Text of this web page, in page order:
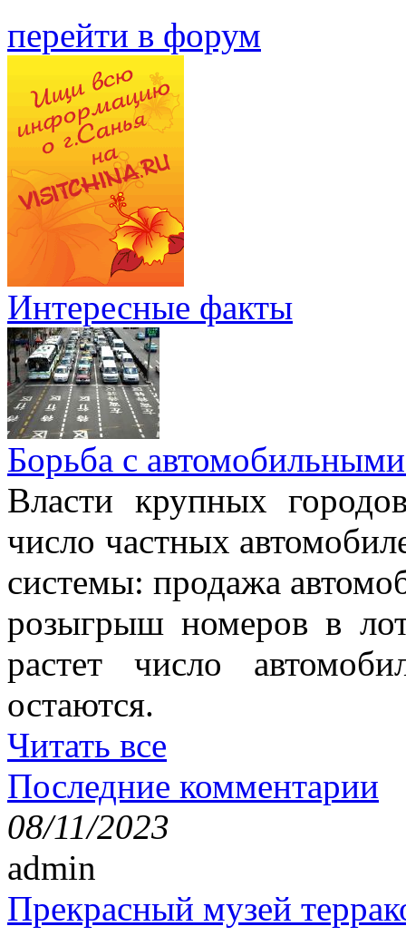
перейти в форум
Интересные факты
Борьба с
Власти крупных
число частных
системы: продажа
розыгрыш номеров в
растет число
остаются.
Читать все
Последние комментарии
08/11/2023
admin
Прекрасный музей